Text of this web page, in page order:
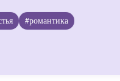
#романтика